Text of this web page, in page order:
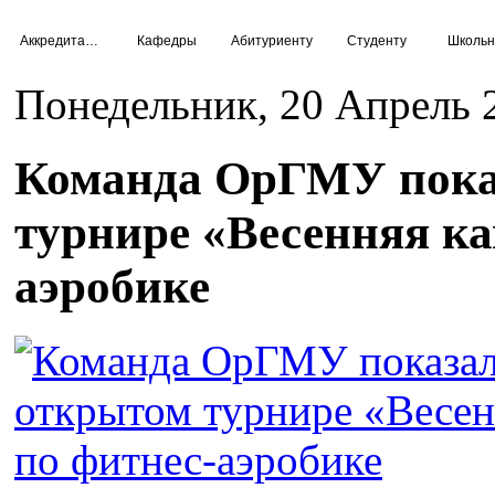
Кафедры Абитуриенту Студенту
Понедельник, 20 Апрель
Команда ОрГМУ
турнире «Весенняя
аэробике